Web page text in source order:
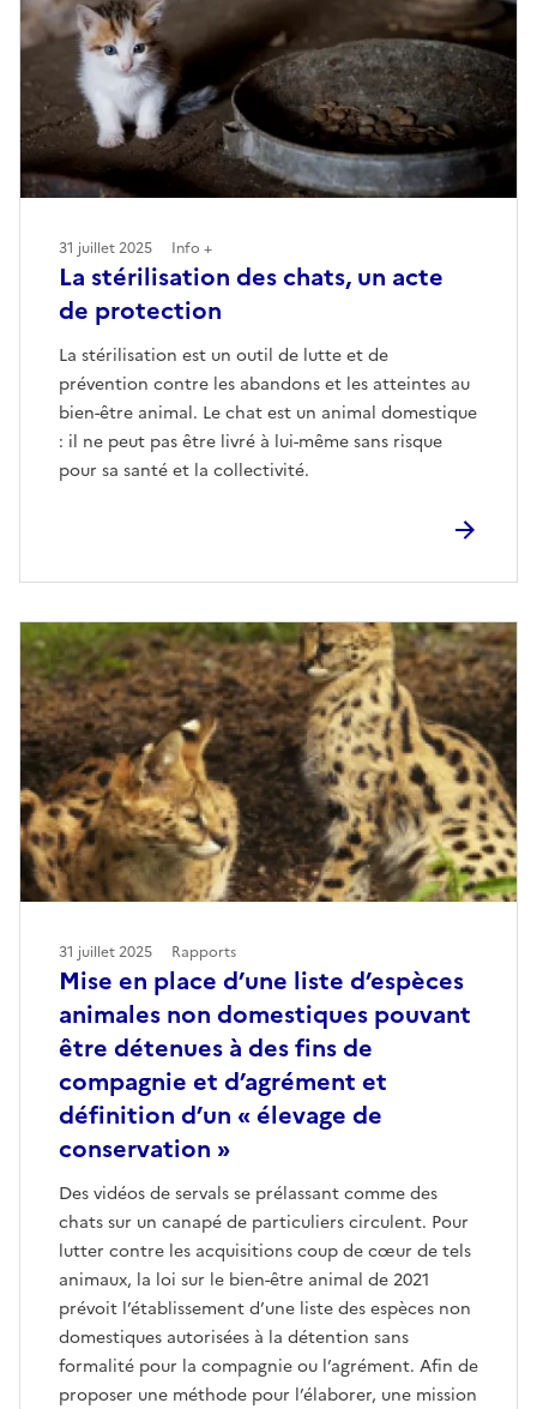
La stérilisation des chats, un acte
de protection
La stérilisation est un outil de lutte et de
prévention contre les abandons et les atteintes au
bien-être animal. Le chat est un animal domestique
: il ne peut pas être livré à lui-même sans risque
pour sa santé et la collectivité.
31 juillet 2025 Info +
Mise en place d’une liste d’espèces
animales non domestiques pouvant
être détenues à des fins de
compagnie et d’agrément et
définition d’un « élevage de
conservation »
Des vidéos de servals se prélassant comme des
chats sur un canapé de particuliers circulent. Pour
lutter contre les acquisitions coup de cœur de tels
animaux, la loi sur le bien-être animal de 2021
prévoit l’établissement d’une liste des espèces non
domestiques autorisées à la détention sans
formalité pour la compagnie ou l’agrément. Afin de
proposer une méthode pour l’élaborer, une mission
31 juillet 2025 Rapports